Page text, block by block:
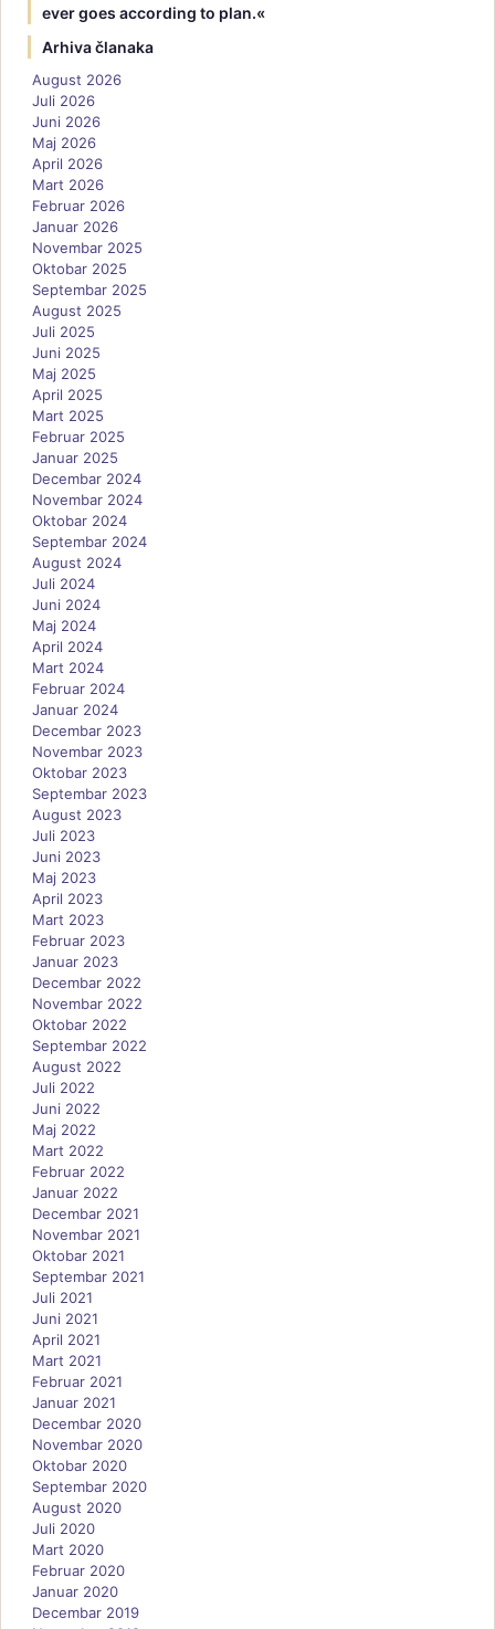
ever goes according to plan.«
Arhiva članaka
August 2026
Juli 2026
Juni 2026
Maj 2026
April 2026
Mart 2026
Februar 2026
Januar 2026
Novembar 2025
Oktobar 2025
Septembar 2025
August 2025
Juli 2025
Juni 2025
Maj 2025
April 2025
Mart 2025
Februar 2025
Januar 2025
Decembar 2024
Novembar 2024
Oktobar 2024
Septembar 2024
August 2024
Juli 2024
Juni 2024
Maj 2024
April 2024
Mart 2024
Februar 2024
Januar 2024
Decembar 2023
Novembar 2023
Oktobar 2023
Septembar 2023
August 2023
Juli 2023
Juni 2023
Maj 2023
April 2023
Mart 2023
Februar 2023
Januar 2023
Decembar 2022
Novembar 2022
Oktobar 2022
Septembar 2022
August 2022
Juli 2022
Juni 2022
Maj 2022
Mart 2022
Februar 2022
Januar 2022
Decembar 2021
Novembar 2021
Oktobar 2021
Septembar 2021
Juli 2021
Juni 2021
April 2021
Mart 2021
Februar 2021
Januar 2021
Decembar 2020
Novembar 2020
Oktobar 2020
Septembar 2020
August 2020
Juli 2020
Mart 2020
Februar 2020
Januar 2020
Decembar 2019